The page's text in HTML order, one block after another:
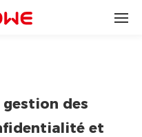
des
et